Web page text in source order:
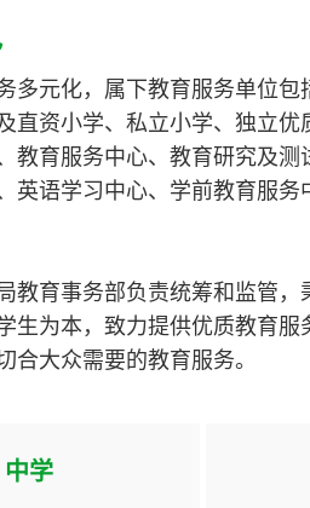
多元化，属下教育服务单位包
直资小学、私立小学、独立优
教育服务中心、教育研究及
英语学习中心、学前教育服
教育事务部负责统筹和监管，
生为本，致力提供优质教育
合大众需要的教育服务。
中学